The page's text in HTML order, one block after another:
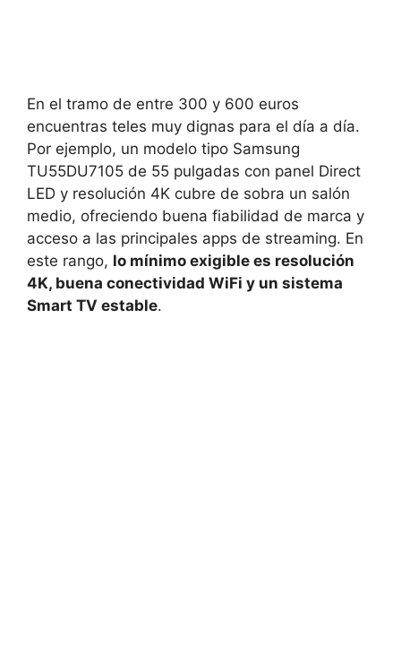
En el tramo de entre 300 y 600 euros
encuentras teles muy dignas para el día a día.
Por ejemplo, un modelo tipo Samsung
TU55DU7105 de 55 pulgadas con panel Direct
LED y resolución 4K cubre de sobra un salón
medio, ofreciendo buena fiabilidad de marca y
acceso a las principales apps de streaming. En
este rango, lo mínimo exigible es resolución
4K, buena conectividad WiFi y un sistema
Smart TV estable.